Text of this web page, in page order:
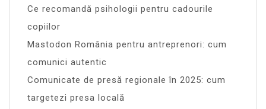
Ce recomandă psihologii pentru cadourile
copiilor
Mastodon România pentru antreprenori: cum
comunici autentic
Comunicate de presă regionale în 2025: cum
targetezi presa locală